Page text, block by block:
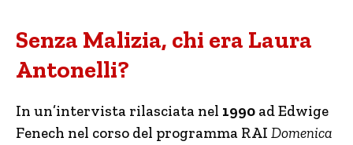
Senza Malizia, chi era Laura
Antonelli?
In un’intervista rilasciata nel 1990 ad Edwige
Fenech nel corso del programma RAI Domenica